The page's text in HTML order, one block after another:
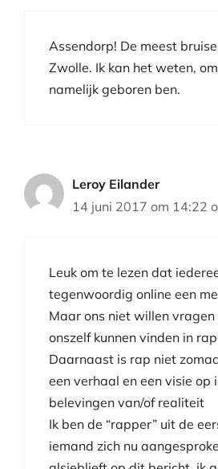
Assendorp! De meest
Zwolle. Ik kan het weten,
namelijk geboren ben.
Leroy Eilander
14 juni 2017 om 14:22
Leuk om te lezen dat
tegenwoordig online een
Maar ons niet willen
onszelf kunnen vinden in
Daarnaast is rap niet
een verhaal en een visie op
belevingen van/of realiteit
Ik ben de “rapper” uit de
iemand zich nu